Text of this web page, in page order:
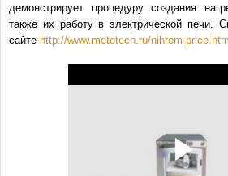
демонстрирует процедуру создания
также их работу в электрической печи.
сайте http://www.metotech.ru/nihrom-price.htm